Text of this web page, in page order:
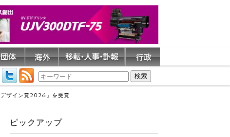
ザイン賞2026」を受賞
ピックアップ